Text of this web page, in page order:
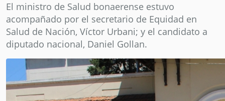
El ministro de Salud bonaerense estuvo
acompañado por el secretario de Equidad en
Salud de Nación, Víctor Urbani; y el candidato a
diputado nacional, Daniel Gollan.